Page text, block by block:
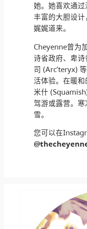
她。她喜欢通
丰富的大胆设
娓娓道来。
Cheyenne曾为
诗省政府、卑
司 (Arc’teryx)
活体验。在暖
米什
驾游或露营。
雪。
您可以在